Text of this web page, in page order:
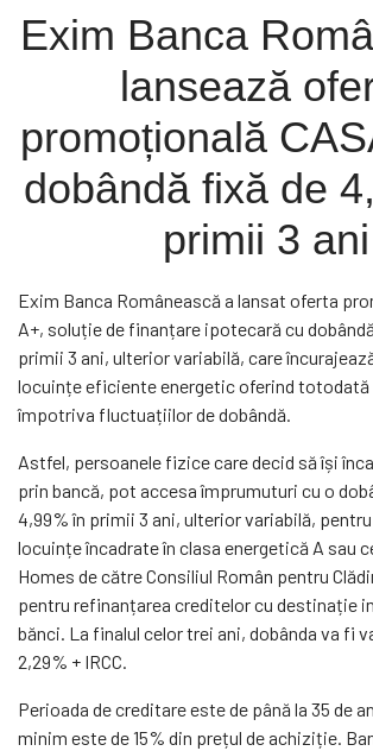
Exim Banca
lansează
promoțională
dobândă fixă de
primii 3 ani
Exim Banca Românească a lansat oferta
A+, soluție de finanțare ipotecară cu
primii 3 ani, ulterior variabilă, care
locuințe eficiente energetic oferind
împotriva fluctuațiilor de dobândă.
Astfel, persoanele fizice care decid să își
prin bancă, pot accesa împrumuturi cu o
4,99% în primii 3 ani, ulterior variabilă,
locuințe încadrate în clasa energetică A sau
Homes de către Consiliul Român pentru
pentru refinanțarea creditelor cu destinație
bănci. La finalul celor trei ani, dobânda va fi
2,29% + IRCC.
Perioada de creditare este de până la 35 de
minim este de 15% din prețul de achiziție.